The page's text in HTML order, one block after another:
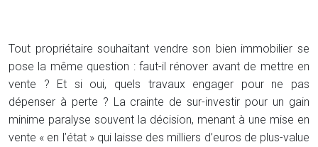
Tout propriétaire souhaitant vendre son bien immobilier se
pose la même question : faut-il rénover avant de mettre en
vente ? Et si oui, quels travaux engager pour ne pas
dépenser à perte ? La crainte de sur-investir pour un gain
minime paralyse souvent la décision, menant à une mise en
vente « en l’état » qui laisse des milliers d’euros de plus-value